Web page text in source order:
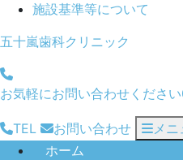
施設基準等について
五十嵐歯科クリニック
お気軽にお問い合わせください
TEL お問い合わせ
メニ
ホーム